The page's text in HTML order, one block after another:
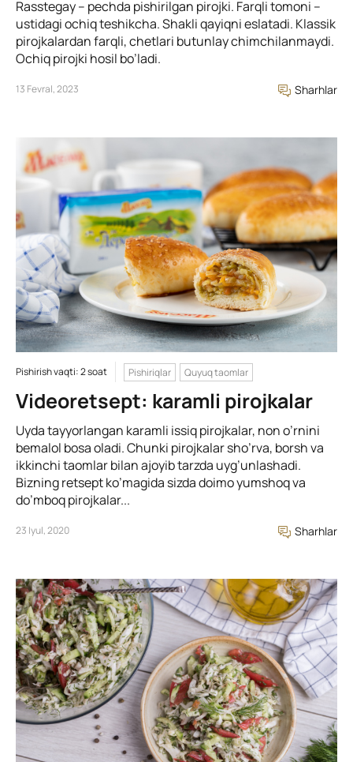
Rasstegay – pechda pishirilgan pirojki. Farqli tomoni –
ustidagi ochiq teshikcha. Shakli qayiqni eslatadi. Klassik
pirojkalardan farqli, chetlari butunlay chimchilanmaydi.
Ochiq pirojki hosil bo’ladi.
13 Fevral, 2023 Sharhlar
Pishirish vaqti: 2 soat Pishiriqlar Quyuq taomlar
Videoretsept: karamli pirojkalar
Uyda tayyorlangan karamli issiq pirojkalar, non o’rnini
bemalol bosa oladi. Chunki pirojkalar sho’rva, borsh va
ikkinchi taomlar bilan ajoyib tarzda uyg’unlashadi.
Bizning retsept ko’magida sizda doimo yumshoq va
do’mboq pirojkalar...
23 Iyul, 2020 Sharhlar